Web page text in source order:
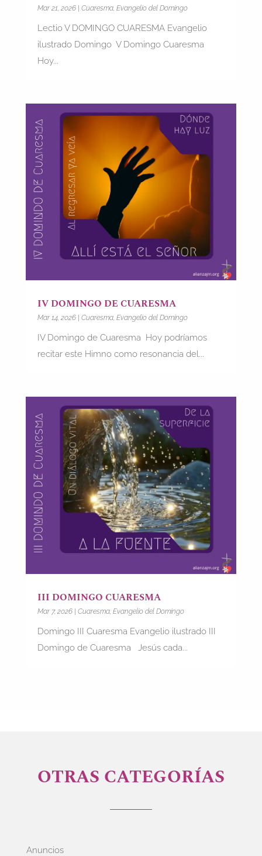
Mar 21, 2026| Cuaresma, Evangelio del Domingo
Lectio V DOMINGO CUARESMA Evangelio
ilustrado Domingo V Domingo Cuaresma
Hoy...
IV DOMINGO DE CUARESMA
Mar 14, 2026| Cuaresma, Evangelio del Domingo
IV Domingo de Cuaresma Hoy podríamos
recitar este Himno como resonancia del...
III DOMINGO CUARESMA
Mar 7, 2026| Cuaresma, Evangelio del Domingo
Domingo III Cuaresma Evangelio ilustrado III
Domingo de Cuaresma Jesús cada...
OTRAS CATEGORÍAS
Anuncios